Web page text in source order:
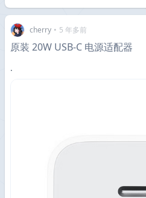
cherry • 5 年多前
原装 20W USB-C 电源适配器
.